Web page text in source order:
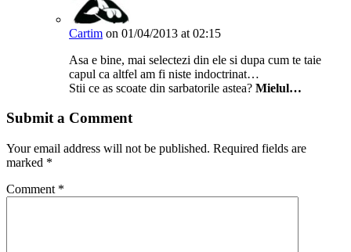
Cartim on 01/04/2013 at 02:15
Asa e bine, mai selectezi din ele si dupa cum te taie
capul ca altfel am fi niste indoctrinat…
Stii ce as scoate din sarbatorile astea? Mielul…
Submit a Comment
Your email address will not be published. Required fields are
marked *
Comment *